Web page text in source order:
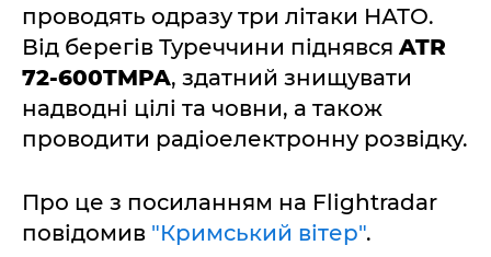
проводять одразу три літаки НАТО.
Від берегів Туреччини піднявся ATR
72-600TMPA, здатний знищувати
надводні цілі та човни, а також
проводити радіоелектронну розвідку.
Про це з посиланням на Flightradar
повідомив "Кримський вітер".